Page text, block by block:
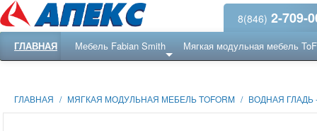
8(846) 2-709-
ГЛАВНАЯ Мебель Fabian Smith Мягкая модульная мебель
ГЛАВНАЯ / МЯГКАЯ МОДУЛЬНАЯ МЕБЕЛЬ TOFORM / ВОДНАЯ ГЛАДЬ